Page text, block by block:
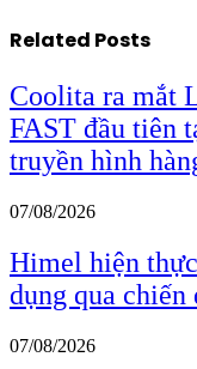
Related Posts
Coolita ra mắt
FAST đầu tiên
truyền hình
07/08/2026
Himel hiện
dụng qua
07/08/2026